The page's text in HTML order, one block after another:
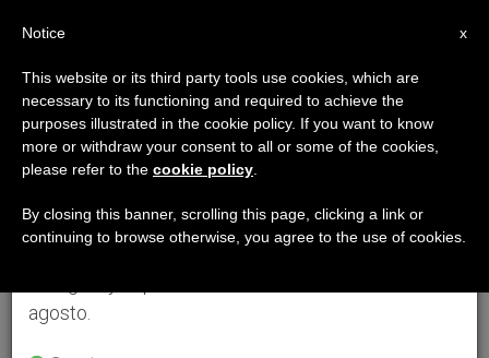
×
Aviso importante
Del 27 de julio al 7 de agosto haremos la pausa
anual, aprovechando que en el periodo de verano
se generan menos informaciones y también el
agosto.
x
Notice
This website or its third party tools use cookies, which are
necessary to its functioning and required to achieve the
purposes illustrated in the cookie policy. If you want to know
more or withdraw your consent to all or some of the cookies,
please refer to the cookie policy
By closing this banner, scrolling this page, clicking a link or
continuing to browse otherwise, you agree to the use of cookies.